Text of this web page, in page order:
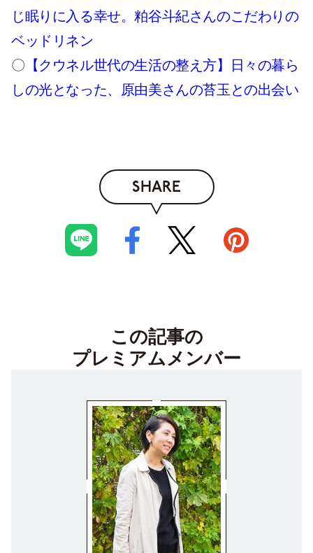
じ眠りに入る幸せ。粕谷斗紀さんのこだわりの
ベッドリネン
〇 【クウネル世代の生活の整え方】日々の暮ら
しの光となった、原由美さんの苔玉との出会い
SHARE
この記事の
プレミアムメンバー